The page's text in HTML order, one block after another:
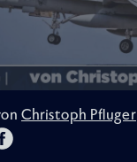
Christoph Pfluger